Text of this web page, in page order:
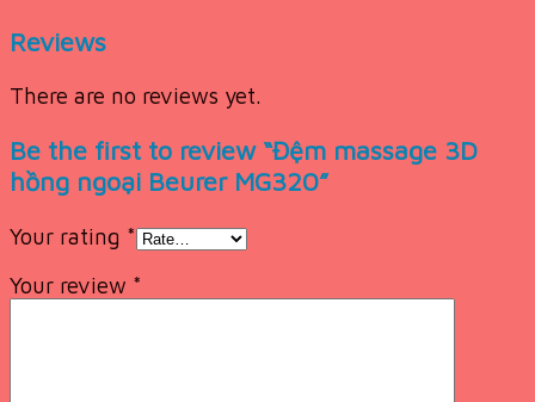
Reviews
There are no reviews yet.
Be the first to review “Đệm massage 3D
hồng ngoại Beurer MG320”
Your rating *
Your review *